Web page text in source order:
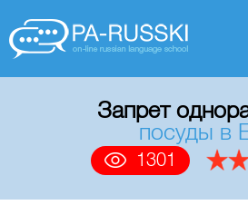
Запрет
посуды в
1301